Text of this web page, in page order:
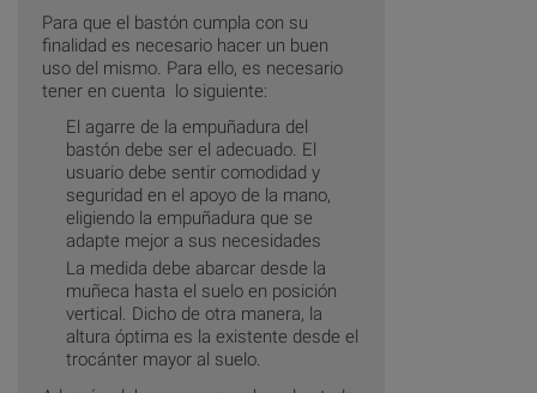
Para que el bastón cumpla con su
finalidad es necesario hacer un buen
uso del mismo. Para ello, es necesario
tener en cuenta lo siguiente:
El agarre de la empuñadura del
bastón debe ser el adecuado. El
usuario debe sentir comodidad y
seguridad en el apoyo de la mano,
eligiendo la empuñadura que se
adapte mejor a sus necesidades
La medida debe abarcar desde la
muñeca hasta el suelo en posición
vertical. Dicho de otra manera, la
altura óptima es la existente desde el
trocánter mayor al suelo.